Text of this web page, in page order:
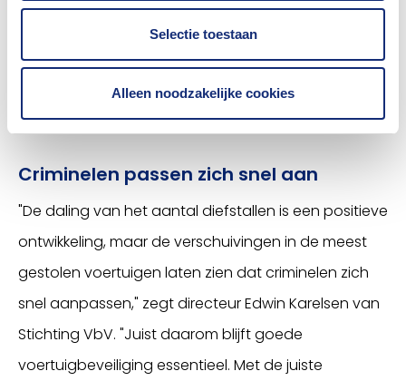
Selectie toestaan
Alleen noodzakelijke cookies
eveneens een sterke daling zien en staat nog net in
de top 10. Opvallende stijger is de Renault Captur
(J5) 04/2013-10/2019, die met 63 diefstallen de derde
plaats inneemt in de ranglijst van meest gestolen
modellen.
Criminelen passen zich snel aan
"De daling van het aantal diefstallen is een positieve
ontwikkeling, maar de verschuivingen in de meest
gestolen voertuigen laten zien dat criminelen zich
snel aanpassen," zegt directeur Edwin Karelsen van
Stichting VbV. "Juist daarom blijft goede
voertuigbeveiliging essentieel. Met de juiste